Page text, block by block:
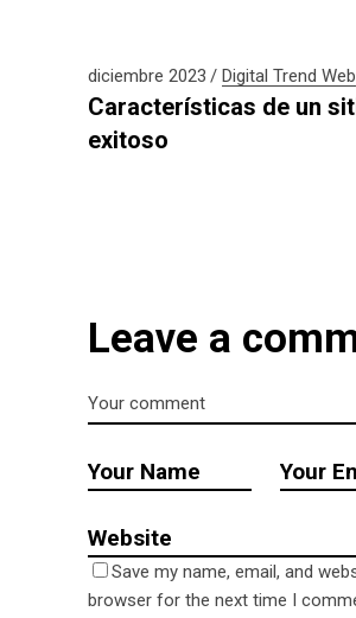
diciembre 2023 Digital Trend Web
Características de un
exitoso
Leave a
Save my name, email, and
browser for the next time I